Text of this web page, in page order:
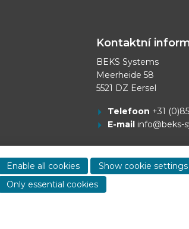
Kontaktní
BEKS Systems
Meerheide 58
5521 DZ Eersel
Telefoon +31
E-mail info@beks-
Enable all cookies
Show cookie settings
Only essential cookies